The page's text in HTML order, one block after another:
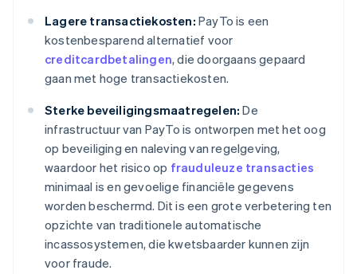
Lagere transactiekosten: PayTo is een
kostenbesparend alternatief voor
creditcardbetalingen, die doorgaans gepaard
gaan met hoge transactiekosten.
Sterke beveiligingsmaatregelen: De
infrastructuur van PayTo is ontworpen met het oog
op beveiliging en naleving van regelgeving,
waardoor het risico op frauduleuze transacties
minimaal is en gevoelige financiële gegevens
worden beschermd. Dit is een grote verbetering ten
opzichte van traditionele automatische
incassosystemen, die kwetsbaarder kunnen zijn
voor fraude.